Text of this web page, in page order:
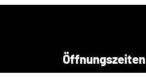
Öffnungszeiten